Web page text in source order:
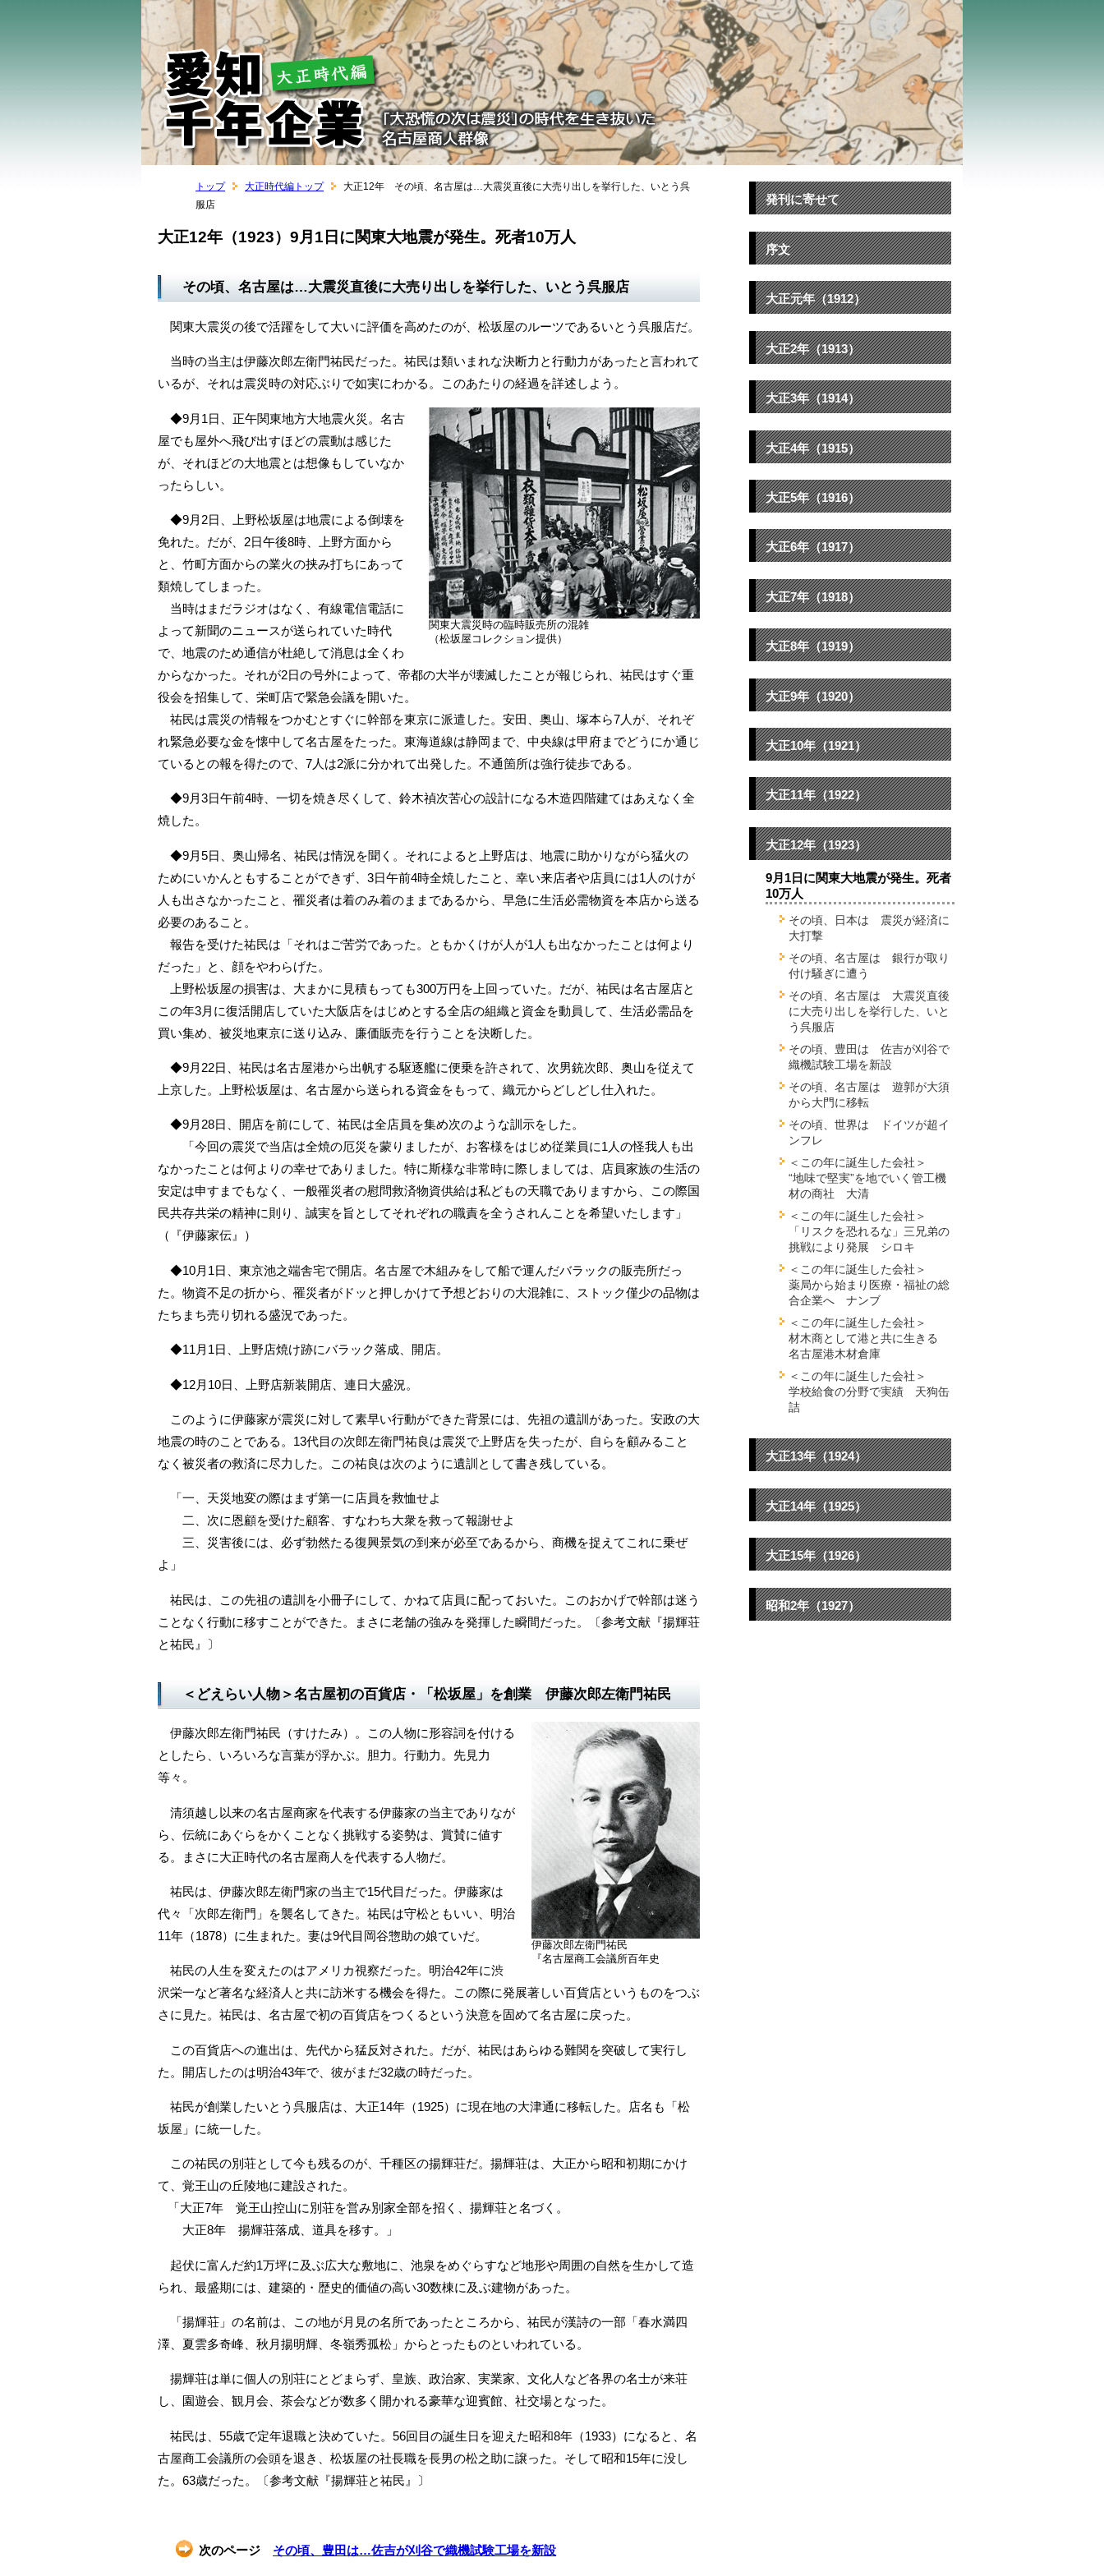
トップ 大正時代編トップ
大正12年 その頃、名古屋は…大震災直後に大売り出しを挙行した、いとう呉
服店
大正12年（1923）9月1日に関東大地震が発生。死者10万人
その頃、名古屋は…大震災直後に大売り出しを挙行した、いとう呉服店
関東大震災の後で活躍をして大いに評価を高めたのが、松坂屋のルーツであるいとう呉服店だ。
当時の当主は伊藤次郎左衛門祐民だった。祐民は類いまれな決断力と行動力があったと言われて
いるが、それは震災時の対応ぶりで如実にわかる。このあたりの経過を詳述しよう。
関東大震災時の臨時販売所の混雑
（松坂屋コレクション提供）
◆9月1日、正午関東地方大地震火災。名古
屋でも屋外へ飛び出すほどの震動は感じた
が、それほどの大地震とは想像もしていなか
ったらしい。
◆9月2日、上野松坂屋は地震による倒壊を
免れた。だが、2日午後8時、上野方面から
と、竹町方面からの業火の挟み打ちにあって
類焼してしまった。
当時はまだラジオはなく、有線電信電話に
よって新聞のニュースが送られていた時代
で、地震のため通信が杜絶して消息は全くわ
からなかった。それが2日の号外によって、帝都の大半が壊滅したことが報じられ、祐民はすぐ重
役会を招集して、栄町店で緊急会議を開いた。
祐民は震災の情報をつかむとすぐに幹部を東京に派遣した。安田、奥山、塚本ら7人が、それぞ
れ緊急必要な金を懐中して名古屋をたった。東海道線は静岡まで、中央線は甲府までどうにか通じ
ているとの報を得たので、7人は2派に分かれて出発した。不通箇所は強行徒歩である。
◆9月3日午前4時、一切を焼き尽くして、鈴木禎次苦心の設計になる木造四階建てはあえなく全
焼した。
◆9月5日、奥山帰名、祐民は情況を聞く。それによると上野店は、地震に助かりながら猛火の
ためにいかんともすることができず、3日午前4時全焼したこと、幸い来店者や店員には1人のけが
人も出さなかったこと、罹災者は着のみ着のままであるから、早急に生活必需物資を本店から送る
必要のあること。
報告を受けた祐民は「それはご苦労であった。ともかくけが人が1人も出なかったことは何より
だった」と、顔をやわらげた。
上野松坂屋の損害は、大まかに見積もっても300万円を上回っていた。だが、祐民は名古屋店と
この年3月に復活開店していた大阪店をはじめとする全店の組織と資金を動員して、生活必需品を
買い集め、被災地東京に送り込み、廉価販売を行うことを決断した。
◆9月22日、祐民は名古屋港から出帆する駆逐艦に便乗を許されて、次男銃次郎、奥山を従えて
上京した。上野松坂屋は、名古屋から送られる資金をもって、織元からどしどし仕入れた。
◆9月28日、開店を前にして、祐民は全店員を集め次のような訓示をした。
「今回の震災で当店は全焼の厄災を蒙りましたが、お客様をはじめ従業員に1人の怪我人も出
なかったことは何よりの幸せでありました。特に斯様な非常時に際しましては、店員家族の生活の
安定は申すまでもなく、一般罹災者の慰問救済物資供給は私どもの天職でありますから、この際国
民共存共栄の精神に則り、誠実を旨としてそれぞれの職責を全うされんことを希望いたします」
（『伊藤家伝』）
◆10月1日、東京池之端舎宅で開店。名古屋で木組みをして船で運んだバラックの販売所だっ
た。物資不足の折から、罹災者がドッと押しかけて予想どおりの大混雑に、ストック僅少の品物は
たちまち売り切れる盛況であった。
◆11月1日、上野店焼け跡にバラック落成、開店。
◆12月10日、上野店新装開店、連日大盛況。
このように伊藤家が震災に対して素早い行動ができた背景には、先祖の遺訓があった。安政の大
地震の時のことである。13代目の次郎左衛門祐良は震災で上野店を失ったが、自らを顧みること
なく被災者の救済に尽力した。この祐良は次のように遺訓として書き残している。
「一、天災地変の際はまず第一に店員を救恤せよ
二、次に恩顧を受けた顧客、すなわち大衆を救って報謝せよ
三、災害後には、必ず勃然たる復興景気の到来が必至であるから、商機を捉えてこれに乗ぜ
よ」
祐民は、この先祖の遺訓を小冊子にして、かねて店員に配っておいた。このおかげで幹部は迷う
ことなく行動に移すことができた。まさに老舗の強みを発揮した瞬間だった。〔参考文献『揚輝荘
と祐民』〕
＜どえらい人物＞名古屋初の百貨店・「松坂屋」を創業 伊藤次郎左衛門祐民
伊藤次郎左衛門祐民
『名古屋商工会議所百年史
伊藤次郎左衛門祐民（すけたみ）。この人物に形容詞を付ける
としたら、いろいろな言葉が浮かぶ。胆力。行動力。先見力
等々。
清須越し以来の名古屋商家を代表する伊藤家の当主でありなが
ら、伝統にあぐらをかくことなく挑戦する姿勢は、賞賛に値す
る。まさに大正時代の名古屋商人を代表する人物だ。
祐民は、伊藤次郎左衛門家の当主で15代目だった。伊藤家は
代々「次郎左衛門」を襲名してきた。祐民は守松ともいい、明治
11年（1878）に生まれた。妻は9代目岡谷惣助の娘ていだ。
祐民の人生を変えたのはアメリカ視察だった。明治42年に渋
沢栄一など著名な経済人と共に訪米する機会を得た。この際に発展著しい百貨店というものをつぶ
さに見た。祐民は、名古屋で初の百貨店をつくるという決意を固めて名古屋に戻った。
この百貨店への進出は、先代から猛反対された。だが、祐民はあらゆる難関を突破して実行し
た。開店したのは明治43年で、彼がまだ32歳の時だった。
祐民が創業したいとう呉服店は、大正14年（1925）に現在地の大津通に移転した。店名も「松
坂屋」に統一した。
この祐民の別荘として今も残るのが、千種区の揚輝荘だ。揚輝荘は、大正から昭和初期にかけ
て、覚王山の丘陵地に建設された。
「大正7年 覚王山控山に別荘を営み別家全部を招く、揚輝荘と名づく。
大正8年 揚輝荘落成、道具を移す。」
起伏に富んだ約1万坪に及ぶ広大な敷地に、池泉をめぐらすなど地形や周囲の自然を生かして造
られ、最盛期には、建築的・歴史的価値の高い30数棟に及ぶ建物があった。
「揚輝荘」の名前は、この地が月見の名所であったところから、祐民が漢詩の一部「春水満四
澤、夏雲多奇峰、秋月揚明輝、冬嶺秀孤松」からとったものといわれている。
揚輝荘は単に個人の別荘にとどまらず、皇族、政治家、実業家、文化人など各界の名士が来荘
し、園遊会、観月会、茶会などが数多く開かれる豪華な迎賓館、社交場となった。
祐民は、55歳で定年退職と決めていた。56回目の誕生日を迎えた昭和8年（1933）になると、名
古屋商工会議所の会頭を退き、松坂屋の社長職を長男の松之助に譲った。そして昭和15年に没し
た。63歳だった。〔参考文献『揚輝荘と祐民』〕
次のページ その頃、豊田は…佐吉が刈谷で織機試験工場を新設
発刊に寄せて
序文
大正元年（1912）
大正2年（1913）
大正3年（1914）
大正4年（1915）
大正5年（1916）
大正6年（1917）
大正7年（1918）
大正8年（1919）
大正9年（1920）
大正10年（1921）
大正11年（1922）
大正12年（1923）
9月1日に関東大地震が発生。死者
10万人
その頃、日本は 震災が経済に
大打撃
その頃、名古屋は 銀行が取り
付け騒ぎに遭う
その頃、名古屋は 大震災直後
に大売り出しを挙行した、いと
う呉服店
その頃、豊田は 佐吉が刈谷で
織機試験工場を新設
その頃、名古屋は 遊郭が大須
から大門に移転
その頃、世界は ドイツが超イ
ンフレ
＜この年に誕生した会社＞
“地味で堅実”を地でいく管工機
材の商社 大清
＜この年に誕生した会社＞
「リスクを恐れるな」三兄弟の
挑戦により発展 シロキ
＜この年に誕生した会社＞
薬局から始まり医療・福祉の総
合企業へ ナンブ
＜この年に誕生した会社＞
材木商として港と共に生きる
名古屋港木材倉庫
＜この年に誕生した会社＞
学校給食の分野で実績 天狗缶
詰
大正13年（1924）
大正14年（1925）
大正15年（1926）
昭和2年（1927）